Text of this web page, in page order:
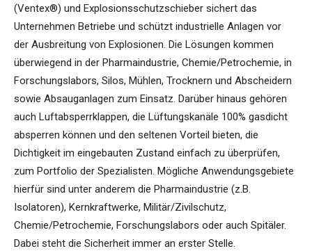
(Ventex®) und Explosionsschutzschieber sichert das
Unternehmen Betriebe und schützt industrielle Anlagen vor
der Ausbreitung von Explosionen. Die Lösungen kommen
überwiegend in der Pharmaindustrie, Chemie/Petrochemie, in
Forschungslabors, Silos, Mühlen, Trocknern und Abscheidern
sowie Absauganlagen zum Einsatz. Darüber hinaus gehören
auch Luftabsperrklappen, die Lüftungskanäle 100% gasdicht
absperren können und den seltenen Vorteil bieten, die
Dichtigkeit im eingebauten Zustand einfach zu überprüfen,
zum Portfolio der Spezialisten. Mögliche Anwendungsgebiete
hierfür sind unter anderem die Pharmaindustrie (z.B.
Isolatoren), Kernkraftwerke, Militär/Zivilschutz,
Chemie/Petrochemie, Forschungslabors oder auch Spitäler.
Dabei steht die Sicherheit immer an erster Stelle.